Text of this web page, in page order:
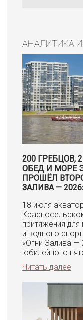
АНАЛИТИКА
200 ГРЕБЦОВ,
ОБЕД И МОРЕ
ПРОШЁЛ
ЗАЛИВА —
18 июля
притяжения для
и водного
«Огни Залива —
юбилейного
Читать далее